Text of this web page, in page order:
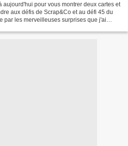
aujourd'hui pour vous montrer deux cartes et
aux défis de Scrap&Co et au défi 45 du
par les merveilleuses surprises que j'ai